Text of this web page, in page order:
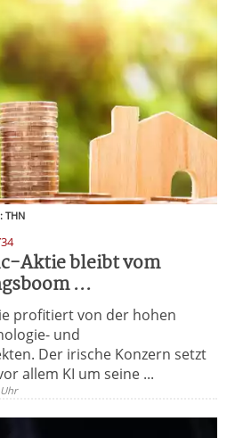
THN
Aktie bleibt vom
...
profitiert von der hohen
und
Der irische Konzern setzt
allem KI um seine ...